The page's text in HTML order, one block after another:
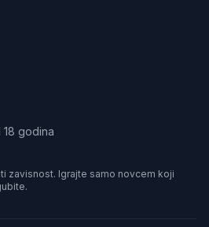
18 godina
zavisnost. Igrajte samo novcem koji